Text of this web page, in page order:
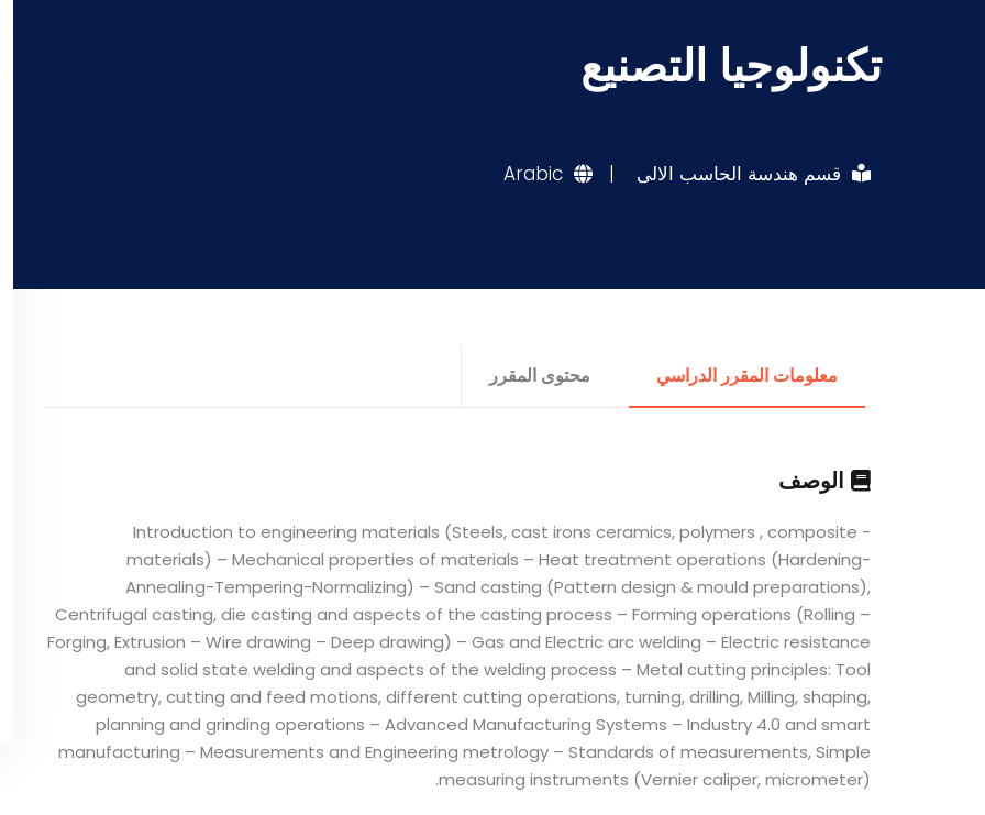
تكنولوجيا التصنيع
قسم هندسة الحاسب الالى |
Arabic
معلومات المقرر الدراسي محتوى المقرر
الوصف
- Introduction to engineering materials (Steels, cast irons ceramics, polymers , composite
materials) – Mechanical properties of materials – Heat treatment operations (Hardening-
Annealing-Tempering-Normalizing) – Sand casting (Pattern design & mould preparations),
Centrifugal casting, die casting and aspects of the casting process – Forming operations (Rolling –
Forging, Extrusion – Wire drawing – Deep drawing) – Gas and Electric arc welding – Electric resistance
and solid state welding and aspects of the welding process – Metal cutting principles: Tool
geometry, cutting and feed motions, different cutting operations, turning, drilling, Milling, shaping,
planning and grinding operations – Advanced Manufacturing Systems – Industry 4.0 and smart
manufacturing – Measurements and Engineering metrology – Standards of measurements, Simple
measuring instruments (Vernier caliper, micrometer).